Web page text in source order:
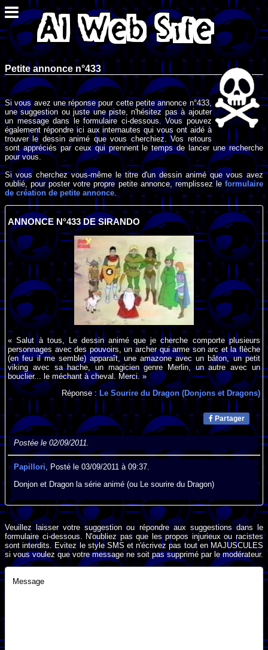
Petite annonce n°433
Si vous avez une réponse pour cette petite annonce n°433,
une suggestion ou juste une piste, n'hésitez pas à ajouter
un message dans le formulaire ci-dessous. Vous pouvez
également répondre ici aux internautes qui vous ont aidé à
trouver le dessin animé que vous cherchiez. Vos retours
sont appréciés par ceux qui prennent le temps de lancer une recherche
pour vous.
Si vous cherchez vous-même le titre d'un dessin animé que vous avez
oublié, pour poster votre propre petite annonce, remplissez leformulaire
de création de petite annonce .
ANNONCE N°433 DE SIRANDO
« Salut à tous, Le dessin animé que je cherche comporte plusieurs
personnages avec des pouvoirs, un archer qui arme son arc et la flèche
(en feu il me semble) apparaît, une amazone avec un bâton, un petit
viking avec sa hache, un magicien genre Merlin, un autre avec un
bouclier... le méchant à cheval. Merci. »
Réponse :Le Sourire du Dragon (Donjons et Dragons)
Partager
Postée le 02/09/2011.
Papillori, Posté le 03/09/2011 à 09:37.
Donjon et Dragon la série animé (ou Le sourire du Dragon)
Veuillez laisser votre suggestion ou répondre aux suggestions dans le
formulaire ci-dessous. N'oubliez pas que les propos injurieux ou racistes
sont interdits. Evitez le style SMS et n'écrivez pas tout en MAJUSCULES
si vous voulez que votre message ne soit pas supprimé par le modérateur.
Message